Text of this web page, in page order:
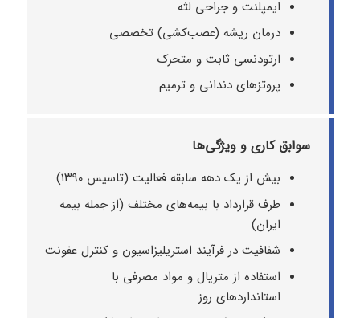
ایمپلنت و جراحی لثه
درمان ریشه (عصب‌کشی) تخصصی
ارتودنسی ثابت و متحرک
پروتزهای دندانی و ترمیم
سوابق کاری و ویژگی‌ها
بیش از یک دهه سابقه فعالیت (تاسیس ۱۳۹۰)
طرف قرارداد با بیمه‌های مختلف (از جمله بیمه
ایران)
شفافیت در فرآیند استریلیزاسیون و کنترل عفونت
استفاده از متریال و مواد مصرفی با
استانداردهای روز